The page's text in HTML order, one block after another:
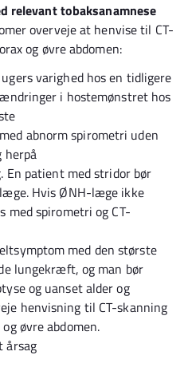
relevant tobaksanamnese
overveje at henvise til CT-
og øvre abdomen:
varighed hos en tidligere
i hostemønstret hos
abnorm spirometri uden
herpå
En patient med stridor bør
Hvis ØNH-læge ikke
med spirometri og CT-
med den største
lungekræft, og man bør
og uanset alder og
henvisning til CT-skanning
øvre abdomen.
årsag